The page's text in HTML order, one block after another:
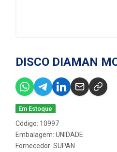
DISCO DIAMAN
Em Estoque
Código: 10997
Embalagem: UNIDADE
Fornecedor: SUPAN